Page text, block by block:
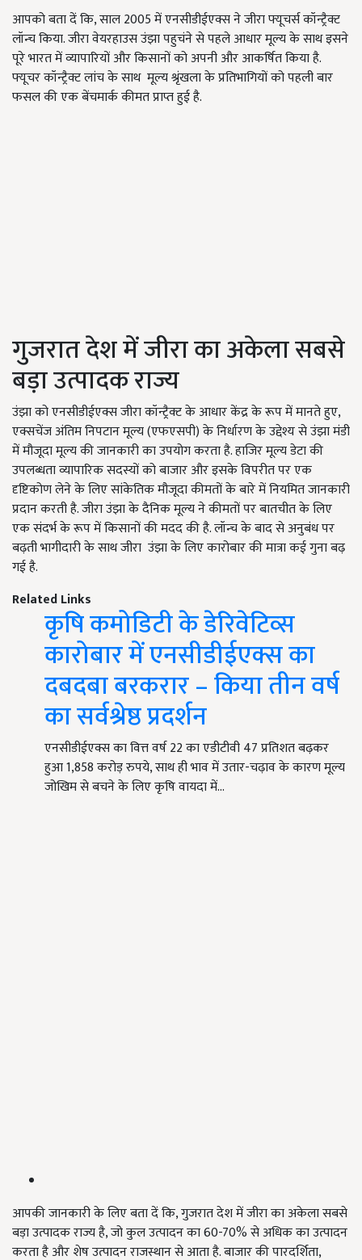
आपको बता दें कि, साल 2005 में एनसीडीईएक्स ने जीरा फ्यूचर्स कॉन्ट्रैक्ट
लॉन्च किया. जीरा वेयरहाउस उंझा पहुचंने से पहले आधार मूल्य के साथ इसने
पूरे भारत में व्यापारियों और किसानों को अपनी और आकर्षित किया है.
फ्यूचर कॉन्ट्रैक्ट लांच के साथ मूल्य श्रृंखला के प्रतिभागियों को पहली बार
फसल की एक बेंचमार्क कीमत प्राप्त हुई है.
गुजरात देश में जीरा का अकेला सबसे
बड़ा उत्पादक राज्य
उंझा को एनसीडीईएक्स जीरा कॉन्ट्रैक्ट के आधार केंद्र के रूप में मानते हुए,
एक्सचेंज अंतिम निपटान मूल्य (एफएसपी) के निर्धारण के उद्देश्य से उंझा मंडी
में मौजूदा मूल्य की जानकारी का उपयोग करता है. हाजिर मूल्य डेटा की
उपलब्धता व्यापारिक सदस्यों को बाजार और इसके विपरीत पर एक
दृष्टिकोण लेने के लिए सांकेतिक मौजूदा कीमतों के बारे में नियमित जानकारी
प्रदान करती है. जीरा उंझा के दैनिक मूल्य ने कीमतों पर बातचीत के लिए
एक संदर्भ के रूप में किसानों की मदद की है. लॉन्च के बाद से अनुबंध पर
बढ़ती भागीदारी के साथ जीरा उंझा के लिए कारोबार की मात्रा कई गुना बढ़
गई है.
Related Links
कृषि कमोडिटी के डेरिवेटिव्स
कारोबार में एनसीडीईएक्स का
दबदबा बरकरार – किया तीन वर्ष
का सर्वश्रेष्ठ प्रदर्शन
एनसीडीईएक्स का वित्त वर्ष 22 का एडीटीवी 47 प्रतिशत बढ़कर
हुआ 1,858 करोड़ रुपये, साथ ही भाव में उतार-चढ़ाव के कारण मूल्य
जोखिम से बचने के लिए कृषि वायदा में…
आपकी जानकारी के लिए बता दें कि, गुजरात देश में जीरा का अकेला सबसे
बड़ा उत्पादक राज्य है, जो कुल उत्पादन का 60-70% से अधिक का उत्पादन
करता है और शेष उत्पादन राजस्थान से आता है. बाजार की पारदर्शिता,